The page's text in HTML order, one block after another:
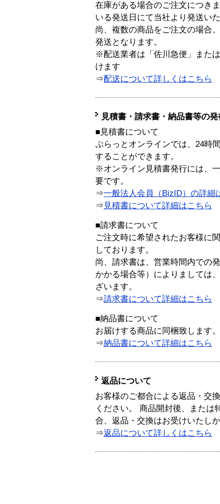
在庫がある場合のご注文につき
いる発送日にて当社より発送い
尚、複数の商品をご注文の場合
発送となります。
※配送業者は「佐川急便」また
けます
⇒配送について詳しくはこちら
見積書・請求書・納品書等の
■見積書について
ぷらっとオンラインでは、24時
することができます。
※オンライン見積書発行には、
要です。
⇒一般法人会員（BizID）の詳細
⇒ 見積書について詳細はこちら
■請求書について
ご注文時に希望されたお客様に
しております。
尚、請求書は、営業時間内での
かかる場合等）によりましては
ざいます。
⇒請求書について詳細はこちら
■納品書について
お届けする商品に同梱致します。
⇒納品書について詳細はこちら
返品について
お客様のご都合による返品・交
ください。 商品開封後、または
合、返品・交換はお受けいたし
⇒返品について詳しくはこちら